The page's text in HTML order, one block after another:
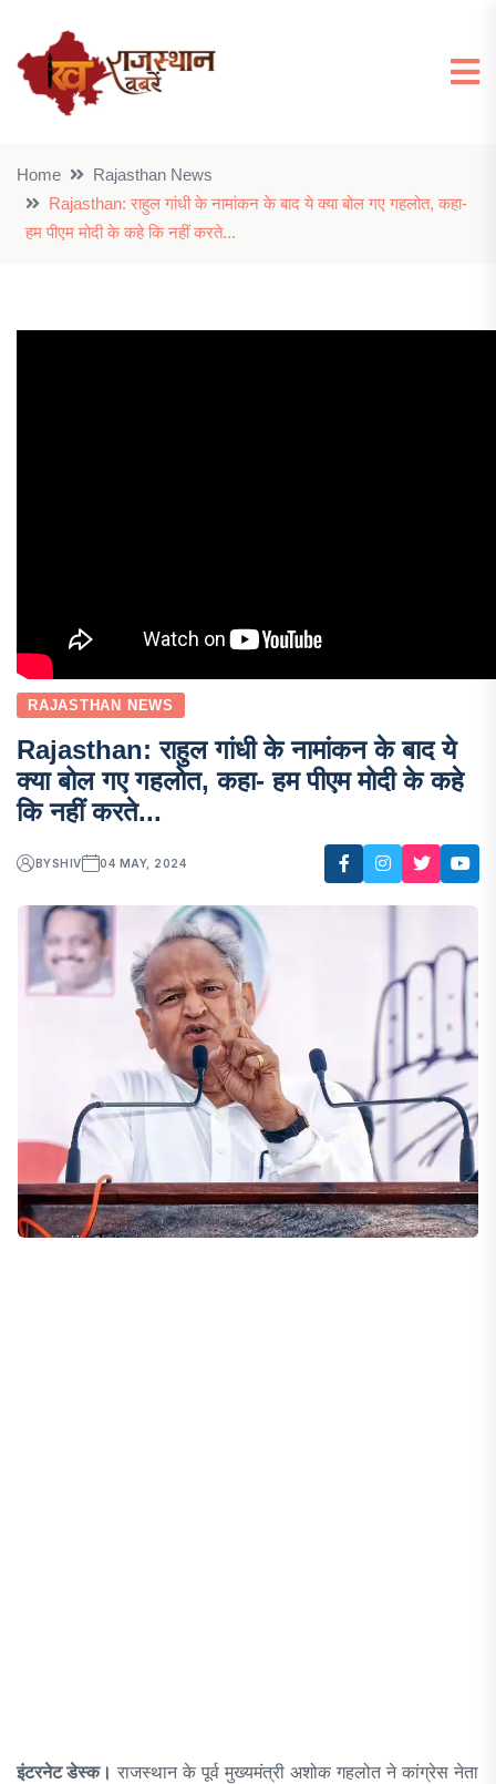
Home
Rajasthan News
Rajasthan: राहुल गांधी के नामांकन के बाद ये क्या बोल गए गहलोत, कहा-
हम पीएम मोदी के कहे कि नहीं करते...
RAJASTHAN NEWS
Rajasthan: राहुल गांधी के नामांकन के बाद ये
क्या बोल गए गहलोत, कहा- हम पीएम मोदी के कहे
कि नहीं करते...
BYSHIV 04 MAY, 2024
इंटरनेट डेस्क। राजस्थान के पूर्व मुख्यमंत्री अशोक गहलोत ने कांग्रेस नेता